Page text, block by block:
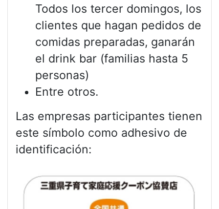
Todos los tercer domingos, los
clientes que hagan pedidos de
comidas preparadas, ganarán
el drink bar (familias hasta 5
personas)
Entre otros.
Las empresas participantes tienen
este símbolo como adhesivo de
identificación: